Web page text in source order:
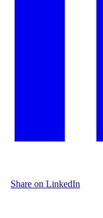
Share on LinkedIn